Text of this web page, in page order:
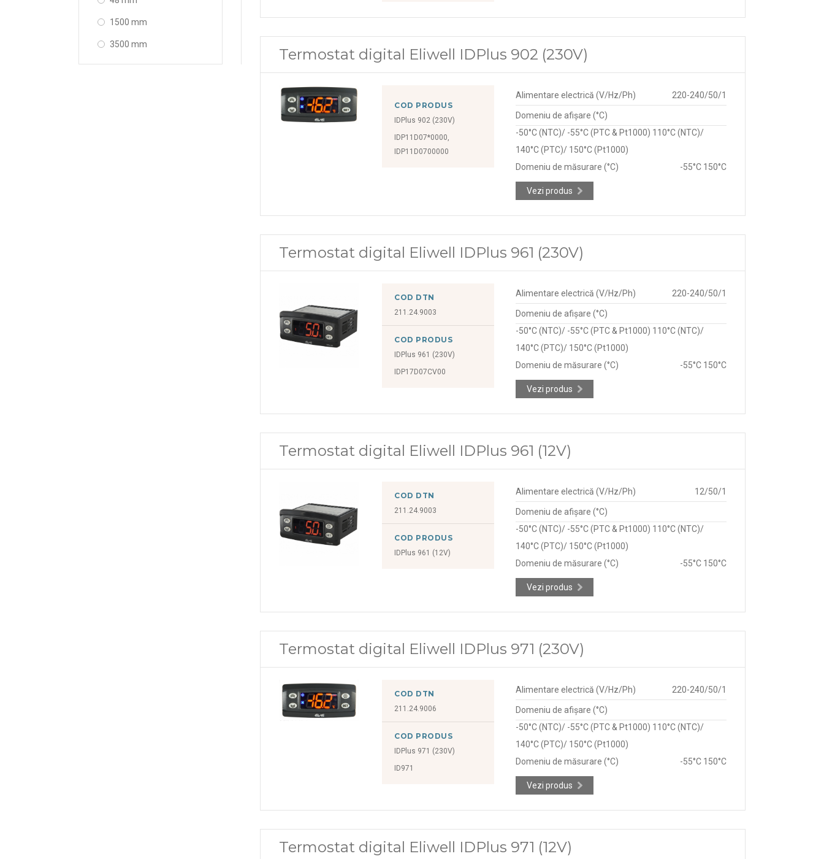
1500 mm
3500 mm
Termostat digital Eliwell IDPlus 902 (230V)
COD PRODUS
IDPlus 902 (230V)
IDP11D07*0000,
IDP11D0700000
Alimentare electrică (V/Hz/Ph) 220-240/50/1
Domeniu de afișare (°C)
-50°C (NTC)/ -55°C (PTC & Pt1000) 110°C (NTC)/
140°C (PTC)/ 150°C (Pt1000)
Domeniu de măsurare (°C)
-55°C 150°C
Vezi produs
Termostat digital Eliwell IDPlus 961 (230V)
COD DTN
211.24.9003
COD PRODUS
IDPlus 961 (230V)
IDP17D07CV00
Alimentare electrică (V/Hz/Ph) 220-240/50/1
Domeniu de afișare (°C)
-50°C (NTC)/ -55°C (PTC & Pt1000) 110°C (NTC)/
140°C (PTC)/ 150°C (Pt1000)
Domeniu de măsurare (°C)
-55°C 150°C
Vezi produs
Termostat digital Eliwell IDPlus 961 (12V)
COD DTN
211.24.9003
COD PRODUS
IDPlus 961 (12V)
Alimentare electrică (V/Hz/Ph) 12/50/1
Domeniu de afișare (°C)
-50°C (NTC)/ -55°C (PTC & Pt1000) 110°C (NTC)/
140°C (PTC)/ 150°C (Pt1000)
Domeniu de măsurare (°C)
-55°C 150°C
Vezi produs
Termostat digital Eliwell IDPlus 971 (230V)
COD DTN
211.24.9006
COD PRODUS
IDPlus 971 (230V)
ID971
Alimentare electrică (V/Hz/Ph) 220-240/50/1
Domeniu de afișare (°C)
-50°C (NTC)/ -55°C (PTC & Pt1000) 110°C (NTC)/
140°C (PTC)/ 150°C (Pt1000)
Domeniu de măsurare (°C)
-55°C 150°C
Vezi produs
Termostat digital Eliwell IDPlus 971 (12V)